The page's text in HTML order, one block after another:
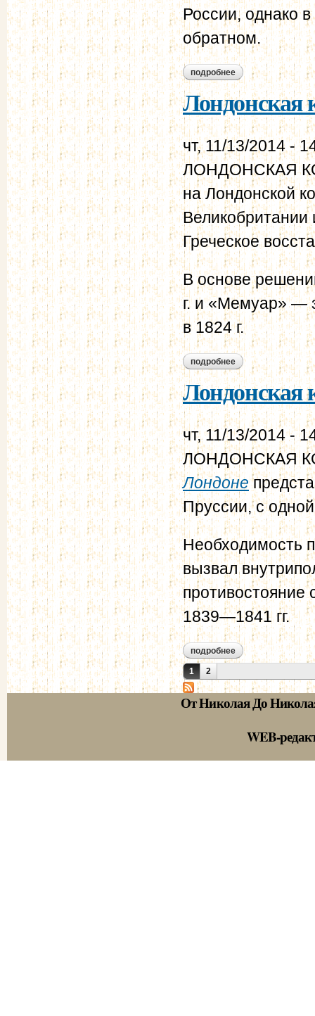
России, однако
обратном.
подробнее о лондонская
Лондонская
чт, 11/13/2014 -
ЛОНДОНСКАЯ
на Лондонской
Греческое
В основе
г. и «Мемуар» —
в 1824 г.
подробнее о лондонская
Лондонская
чт, 11/13/2014 -
ЛОНДОНСКАЯ
Лондоне
Пруссии, с
Необходимость
вызвал
противостояние
1839—1841 гг.
подробнее о лондонская
Страницы
1 2
От Николая До
WEB-